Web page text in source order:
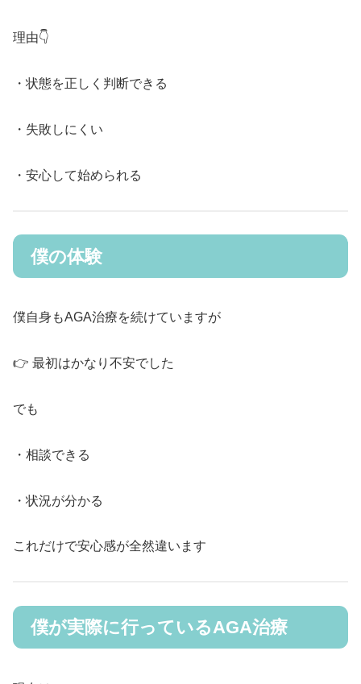
理由👇
・状態を正しく判断できる
・失敗しにくい
・安心して始められる
僕の体験
僕自身もAGA治療を続けていますが
👉 最初はかなり不安でした
でも
・相談できる
・状況が分かる
これだけで安心感が全然違います
僕が実際に行っているAGA治療